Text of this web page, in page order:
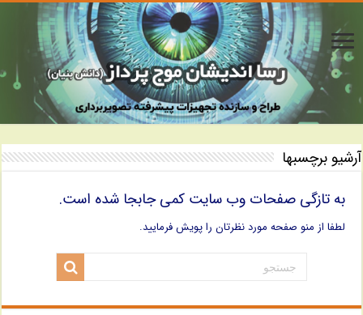
آرشیو برچسبها
به تازگی صفحات وب سایت کمی جابجا شده است.
لطفا از منو صفحه مورد نظرتان را پویش فرمایید.